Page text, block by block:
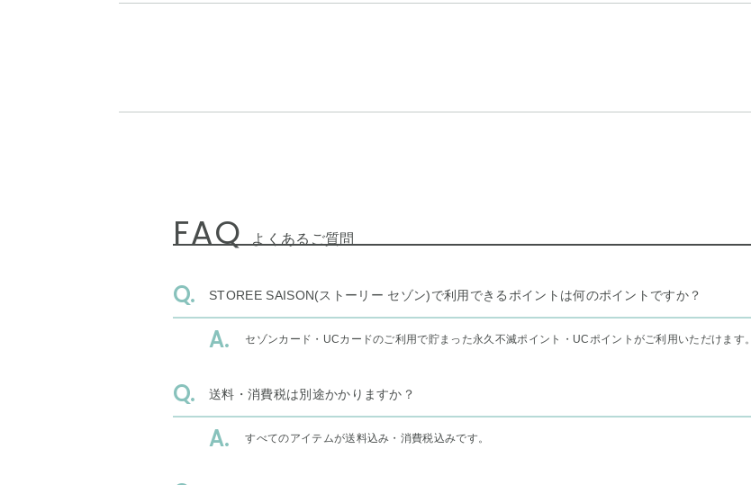
FAQ よくあるご質問
STOREE SAISON(ストーリー セゾン)で利用できるポイントは何のポイントですか？
セゾンカード・UCカードのご利用で貯まった永久不滅ポイント・UCポイントがご利用いただけます。
送料・消費税は別途かかりますか？
すべてのアイテムが送料込み・消費税込みです。